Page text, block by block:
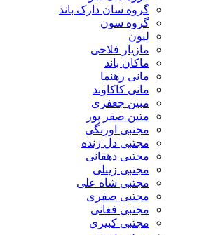
گروه سان دارک باند
گروه سون
لیون
مازیار فلاحی
ماکان باند
مانی رهنما
مانی کاکاوند
مبین جعفری
متین صفر پور
مجتبی اورنگی
مجتبی دل زنده
مجتبی دهقانی
مجتبی زینلی
مجتبی شاه علی
مجتبی صفری
مجتبی فغانی
مجتبی کبیری